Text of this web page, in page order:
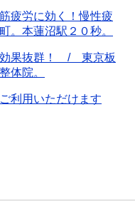
疲労に効く！慢性疲
。本蓮沼駅２０秒。
効果抜群！ / 東京板
体院。
利用いただけます